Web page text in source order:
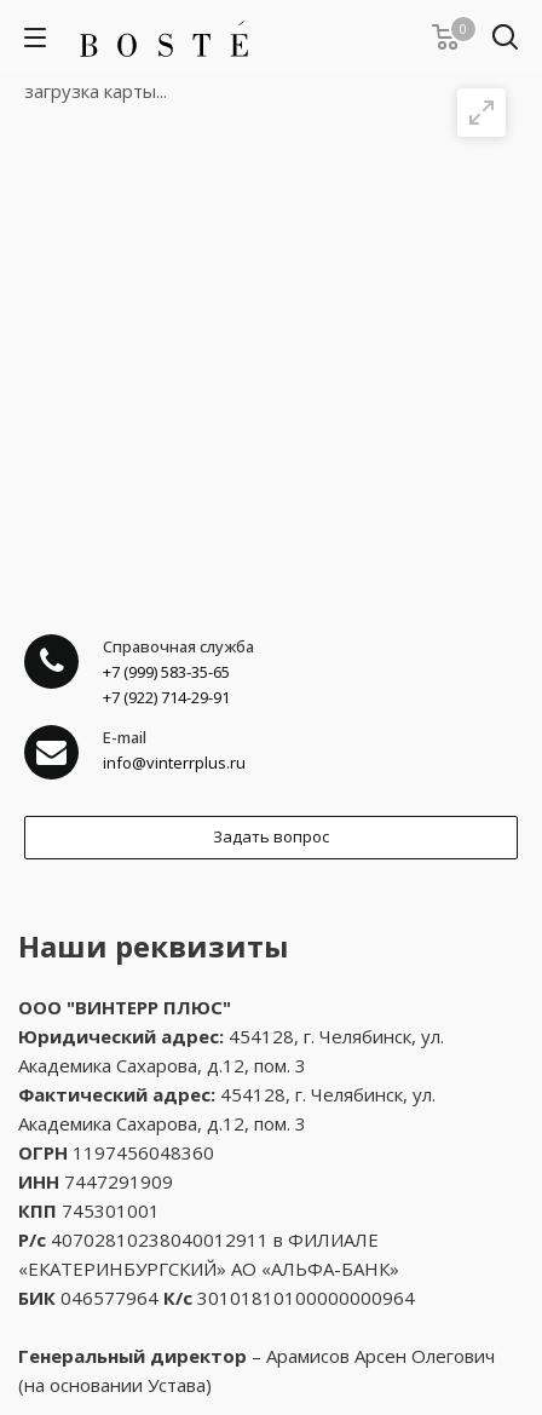
0
загрузка карты...
Справочная служба
+7 (999) 583-35-65
+7 (922) 714-29-91
E-mail
info@vinterrplus.ru
Задать вопрос
Наши реквизиты
ООО "ВИНТЕРР ПЛЮС"
Юридический адрес: 454128, г. Челябинск, ул.
Академика Сахарова, д.12, пом. 3
Фактический адрес: 454128, г. Челябинск, ул.
Академика Сахарова, д.12, пом. 3
ОГРН 1197456048360
ИНН 7447291909
КПП 745301001
Р/с 40702810238040012911 в ФИЛИАЛЕ
«ЕКАТЕРИНБУРГСКИЙ» АО «АЛЬФА-БАНК»
БИК 046577964 К/с 30101810100000000964
Генеральный директор – Арамисов Арсен Олегович
(на основании Устава)